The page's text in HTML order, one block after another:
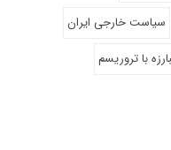
سیاست خارجی ایران
با تروریسم